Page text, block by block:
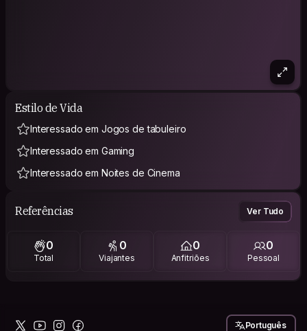
Estilo de Vida
Interessado em Jogos de tabuleiro
Interessado em Gaming
Interessado em Noites de Cinema
Referências Ver Tudo
0
Total
0
Viajantes
0
Anfitriões
0
Pessoal
Português